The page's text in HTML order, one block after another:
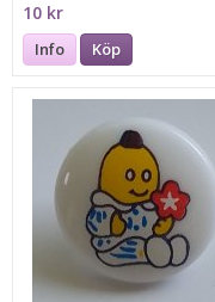
10 kr
Info Köp